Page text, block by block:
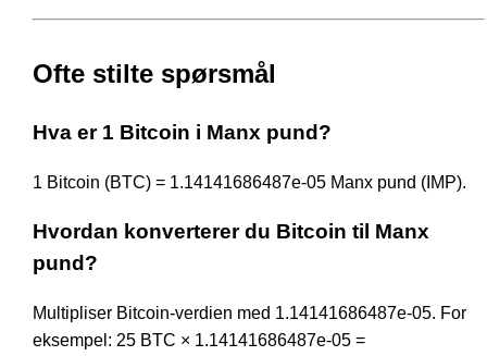
Ofte stilte spørsmål
Hva er 1 Bitcoin i Manx pund?
1 Bitcoin (BTC) = 1.14141686487e-05 Manx pund (IMP).
Hvordan konverterer du Bitcoin til Manx
pund?
Multipliser Bitcoin-verdien med 1.14141686487e-05. For
eksempel: 25 BTC × 1.14141686487e-05 =